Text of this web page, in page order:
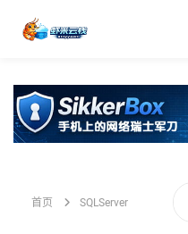
首页 SQLServer